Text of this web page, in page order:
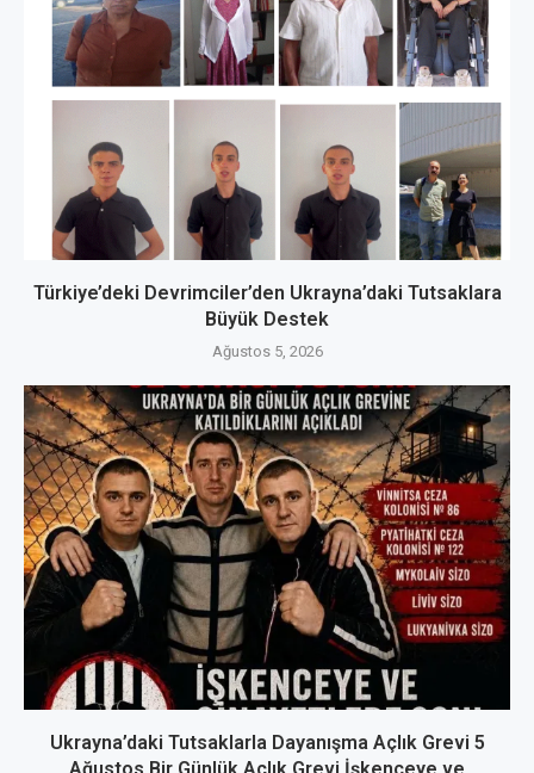
Türkiye’deki Devrimciler’den Ukrayna’daki Tutsaklara
Büyük Destek
Ağustos 5, 2026
Ukrayna’daki Tutsaklarla Dayanışma Açlık Grevi 5